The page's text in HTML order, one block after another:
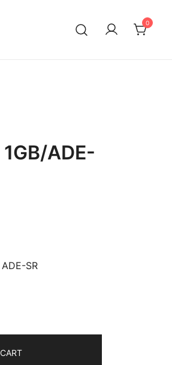
0
ADE-
SR